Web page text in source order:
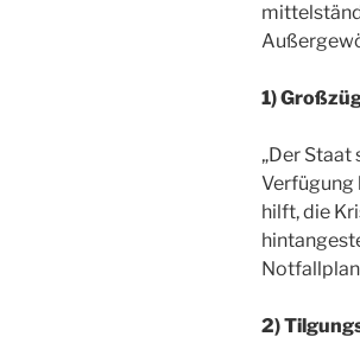
1)
„Der
Verfügung
hilft, die
2)